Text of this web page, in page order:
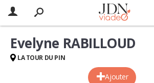
Ajouter
Evelyne RABILLOUD
LA TOUR DU PIN